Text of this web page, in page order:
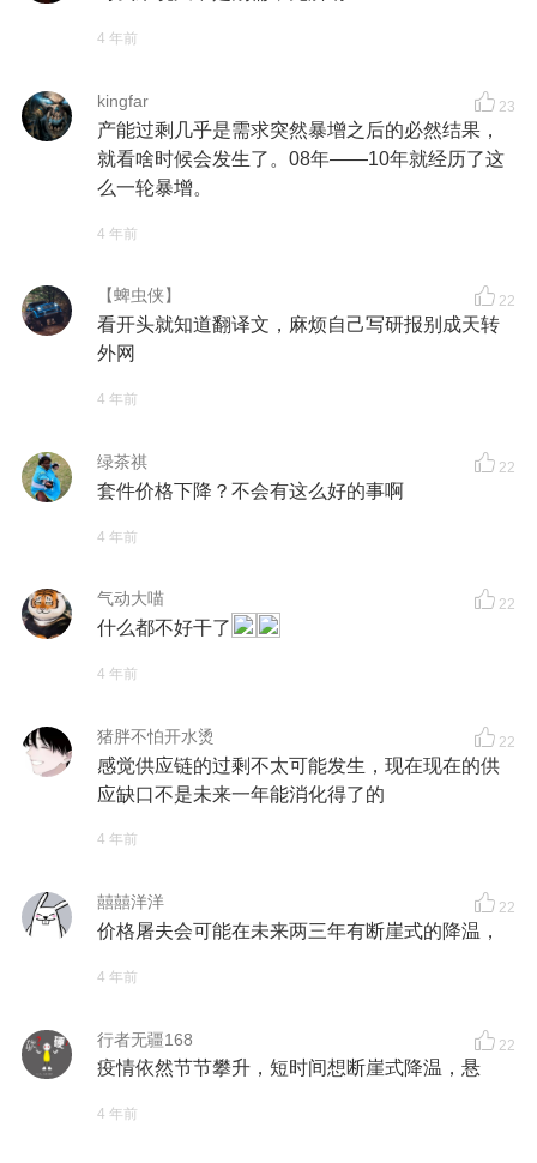
4 年前
kingfar 23
产能过剩几乎是需求突然暴增之后的必然结果，
就看啥时候会发生了。08年——10年就经历了这
么一轮暴增。
4 年前
【蜱虫侠】 22
看开头就知道翻译文，麻烦自己写研报别成天转
外网
4 年前
绿茶祺 22
套件价格下降？不会有这么好的事啊
4 年前
气动大喵 22
什么都不好干了
4 年前
猪胖不怕开水烫 22
感觉供应链的过剩不太可能发生，现在现在的供
应缺口不是未来一年能消化得了的
4 年前
囍囍洋洋 22
价格屠夫会可能在未来两三年有断崖式的降温，
4 年前
行者无疆168 22
疫情依然节节攀升，短时间想断崖式降温，悬
4 年前